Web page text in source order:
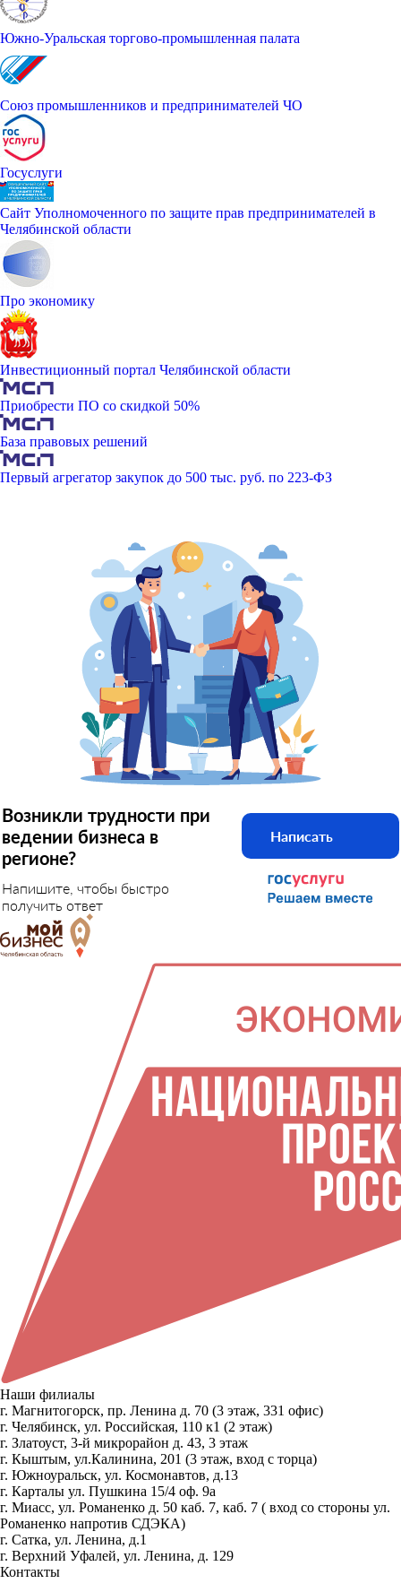
Южно-Уральская торгово-промышленная палата
Союз промышленников и предпринимателей ЧО
Госуслуги
Сайт Уполномоченного по защите прав предпринимателей в
Челябинской области
Про экономику
Инвестиционный портал Челябинской области
Приобрести ПО со скидкой 50%
База правовых решений
Первый агрегатор закупок до 500 тыс. руб. по 223-ФЗ
Возникли трудности при
ведении бизнеса в
регионе?
Напишите, чтобы быстро
получить ответ
Написать
Наши филиалы
г. Магнитогорск, пр. Ленина д. 70 (3 этаж, 331 офис)
г. Челябинск, ул. Российская, 110 к1 (2 этаж)
г. Златоуст, 3-й микрорайон д. 43, 3 этаж
г. Кыштым, ул.Калинина, 201 (3 этаж, вход с торца)
г. Южноуральск, ул. Космонавтов, д.13
г. Карталы ул. Пушкина 15/4 оф. 9а
г. Миасс, ул. Романенко д. 50 каб. 7, каб. 7 ( вход со стороны ул.
Романенко напротив СДЭКА)
г. Сатка, ул. Ленина, д.1
г. Верхний Уфалей, ул. Ленина, д. 129
Контакты